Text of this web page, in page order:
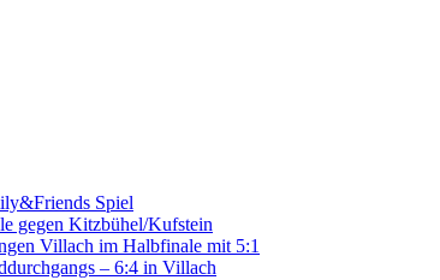
Spiel
gegen Kitzbühel/Kufstein
Villach im Halbfinale mit 5:1
– 6:4 in Villach